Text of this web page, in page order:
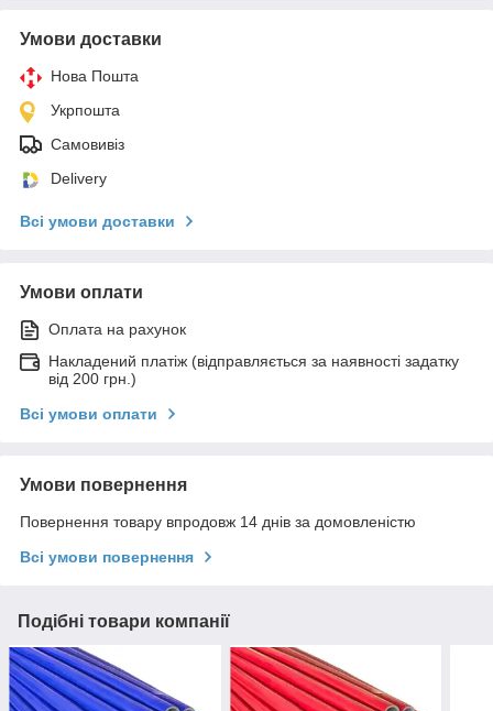
Умови доставки
Нова Пошта
Укрпошта
Самовивіз
Delivery
Всі умови доставки
Умови оплати
Оплата на рахунок
Накладений платіж (відправляється за наявності задатку
від 200 грн.)
Всі умови оплати
Умови повернення
Повернення товару впродовж 14 днів за домовленістю
Всі умови повернення
Подібні товари компанії